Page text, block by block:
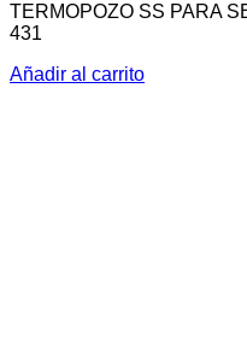
TERMOPOZO SS PARA
431
Añadir al carrito